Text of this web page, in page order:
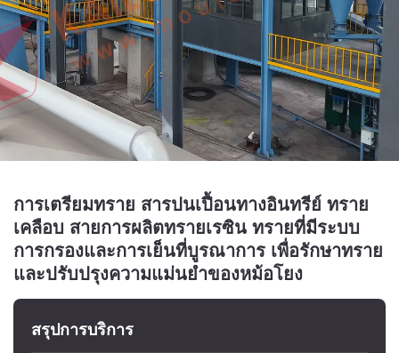
การเตรียมทราย สารปนเปื้อนทางอินทรีย์ ทราย
เคลือบ สายการผลิตทรายเรซิน ทรายที่มีระบบ
การกรองและการเย็นที่บูรณาการ เพื่อรักษาทราย
และปรับปรุงความแม่นยําของหม้อโยง
สรุปการบริการ